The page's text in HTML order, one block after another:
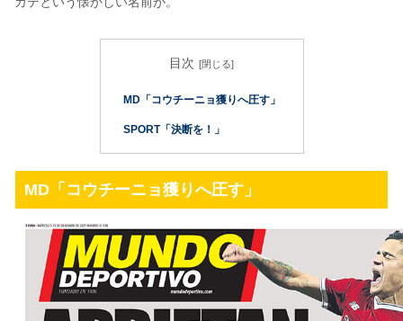
目次
MD「コウチーニョ獲りへ圧す」
SPORT「決断を！」
MD「コウチーニョ獲りへ圧す」